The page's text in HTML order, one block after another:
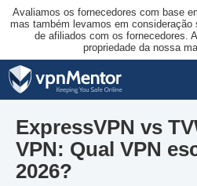
Avaliamos os fornecedores com base
mas também levamos em
de afiliados com os fornecedores.
propriedade da nossa
ExpressVPN vs
VPN: Qual VPN
2026?